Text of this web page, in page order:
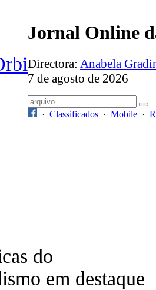
Jornal Online
Directora: Anabela
7 de agosto de 2026
· Classificados · Mobile ·
do
em destaque